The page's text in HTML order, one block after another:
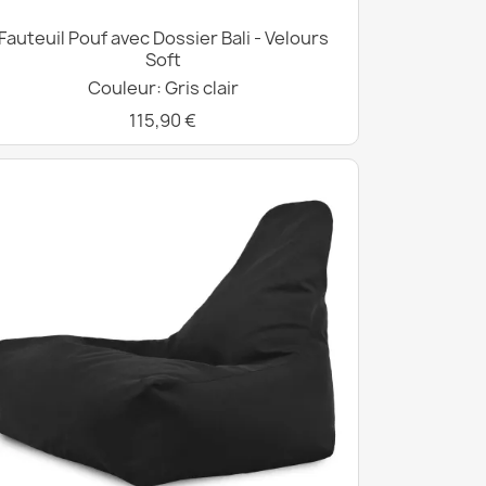
Pouf avec Dossier Bali - Velours
Soft
Couleur: Gris clair
115,90 €